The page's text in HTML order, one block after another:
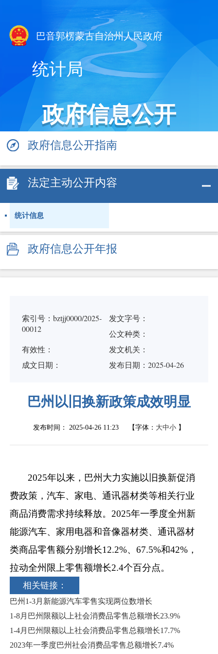
巴音郭楞蒙古自治州人民政府
统计局
政府信息公开
政府信息公开指南
法定主动公开内容
统计信息
政府信息公开年报
索引号：bztjj0000/2025-
00012
发文字号：
公文种类：
有效性：
发文机关：
成文日期：
发布日期：2025-04-26
巴州以旧换新政策成效明显
发布时间： 2025-04-26 11:23 【字体： 大中小 】
2025年以来，巴州大力实施以旧换新促消
费政策，汽车、家电、通讯器材类等相关行业
商品消费需求持续释放。2025年一季度全州新
能源汽车、家用电器和音像器材类、通讯器材
类商品零售额分别增长12.2%、67.5%和42%，
拉动全州限上零售额增长2.4个百分点。
相关链接：
巴州1-3月新能源汽车零售实现两位数增长
1-8月巴州限额以上社会消费品零售总额增长23.9%
1-4月巴州限额以上社会消费品零售总额增长17.7%
2023年一季度巴州社会消费品零售总额增长7.4%